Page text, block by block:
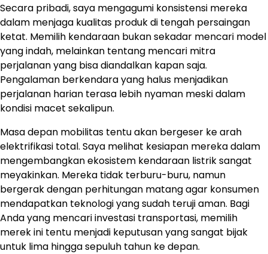
Secara pribadi, saya mengagumi konsistensi mereka
dalam menjaga kualitas produk di tengah persaingan
ketat. Memilih kendaraan bukan sekadar mencari model
yang indah, melainkan tentang mencari mitra
perjalanan yang bisa diandalkan kapan saja.
Pengalaman berkendara yang halus menjadikan
perjalanan harian terasa lebih nyaman meski dalam
kondisi macet sekalipun.
Masa depan mobilitas tentu akan bergeser ke arah
elektrifikasi total. Saya melihat kesiapan mereka dalam
mengembangkan ekosistem kendaraan listrik sangat
meyakinkan. Mereka tidak terburu-buru, namun
bergerak dengan perhitungan matang agar konsumen
mendapatkan teknologi yang sudah teruji aman. Bagi
Anda yang mencari investasi transportasi, memilih
merek ini tentu menjadi keputusan yang sangat bijak
untuk lima hingga sepuluh tahun ke depan.